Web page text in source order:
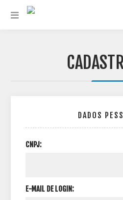
DADOS
CNPJ:
E-MAIL DE LOGIN: